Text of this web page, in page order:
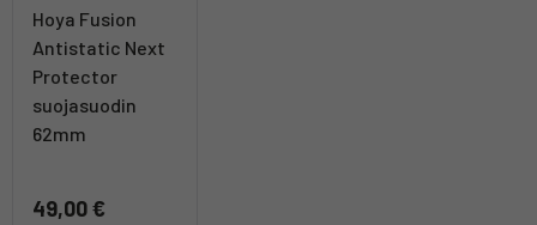
Hoya Fusion
Antistatic Next
Protector
suojasuodin
62mm
49,00 €